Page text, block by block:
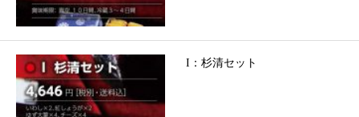
I：杉清セット